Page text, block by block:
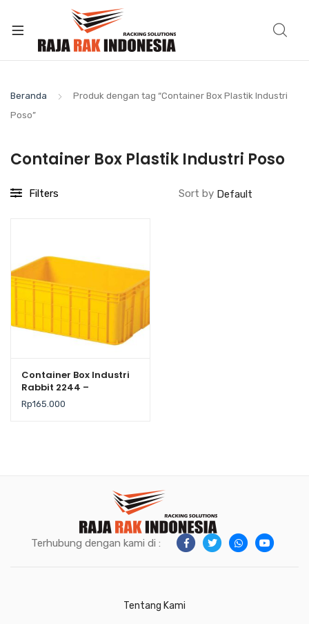
Beranda
Produk dengan tag “Container Box Plastik Industri
Poso”
Container Box Plastik Industri Poso
Filters Sort by
Container Box Industri
Rabbit 2244 –
Keranjang Plastik
Rapat Serbaguna
Rp165.000
Terhubung dengan kami di :
Tentang Kami